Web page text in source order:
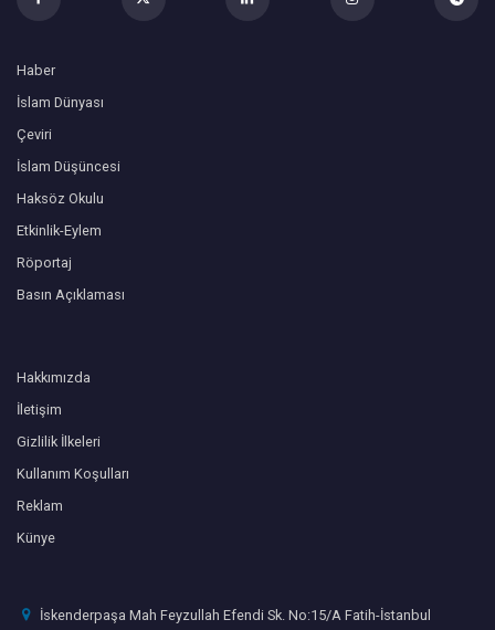
Haber
İslam Dünyası
Çeviri
İslam Düşüncesi
Haksöz Okulu
Etkinlik-Eylem
Röportaj
Basın Açıklaması
Hakkımızda
İletişim
Gizlilik İlkeleri
Kullanım Koşulları
Reklam
Künye
İskenderpaşa Mah Feyzullah Efendi Sk. No:15/A Fatih-İstanbul